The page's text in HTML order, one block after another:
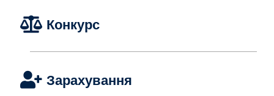
Конкурс
Зарахування